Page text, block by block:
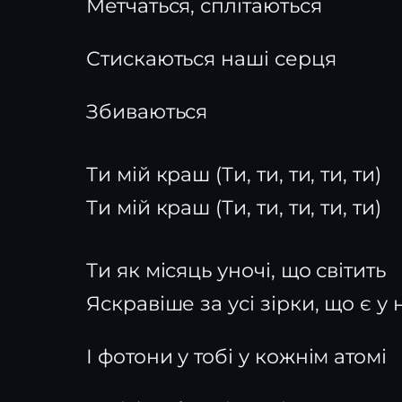
Метчаться, сплітаються
Стискаються наші серця
Збиваються
Ти мій краш (Ти, ти, ти, ти, ти)
Ти мій краш (Ти, ти, ти, ти, ти)
Ти як місяць уночі, що світить
Яскравіше за усі зірки, що є у
І фотони у тобі у кожнім атомі